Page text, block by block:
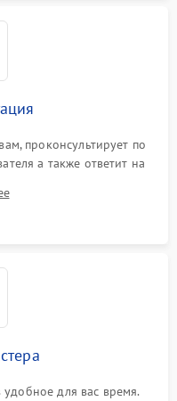
проконсультирует по
а также ответит на
для вас время.